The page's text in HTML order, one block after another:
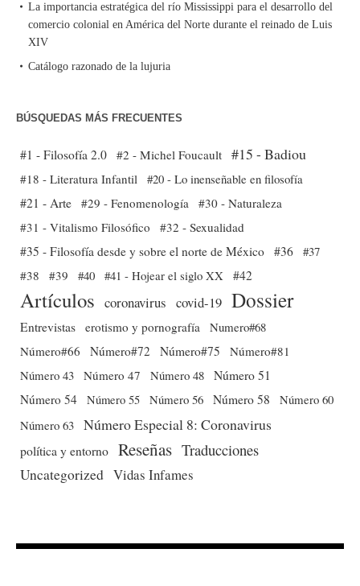
La importancia estratégica del río Mississippi para el desarrollo del
comercio colonial en América del Norte durante el reinado de Luis
XIV
Catálogo razonado de la lujuria
BÚSQUEDAS MÁS FRECUENTES
#1 - Filosofía 2.0 #2 - Michel Foucault #15 - Badiou
#18 - Literatura Infantil #20 - Lo inenseñable en filosofía
#21 - Arte #29 - Fenomenología #30 - Naturaleza
#31 - Vitalismo Filosófico
#32 - Sexualidad
#35 - Filosofía desde y sobre el norte de México #36 #37
#38
#39 #40 #41 - Hojear el siglo XX #42
Artículos coronavirus covid-19 Dossier
Entrevistas erotismo y pornografía Numero#68
Número#66
Número#72 Número#75
Número#81
Número 43 Número 47 Número 48 Número 51
Número 54 Número 55 Número 56 Número 58
Número 60
Número 63 Número Especial 8: Coronavirus
política y entorno Reseñas Traducciones
Uncategorized Vidas Infames